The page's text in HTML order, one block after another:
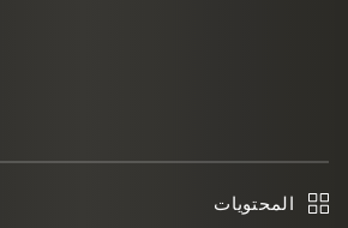
المحتويات